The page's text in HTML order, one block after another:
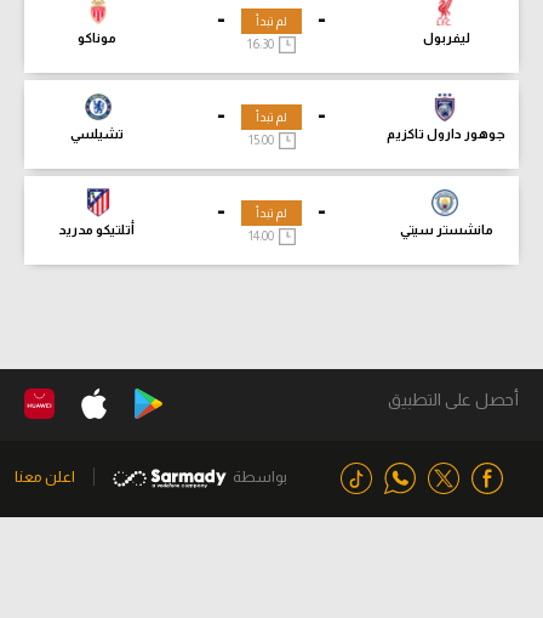
-
ليفربول
-
موناكو
لم تبدأ
-
جوهور دارول تاكزيم
-
تشيلسي
لم تبدأ
15:00
-
مانشستر سيتي
-
أتلتيكو مدريد
لم تبدأ
14:00
أحصل على التطبيق
بواسطة اعلن معنا